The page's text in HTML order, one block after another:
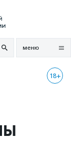
меню
18+